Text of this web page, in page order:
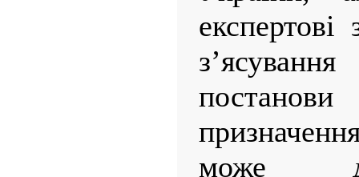
експертові
може